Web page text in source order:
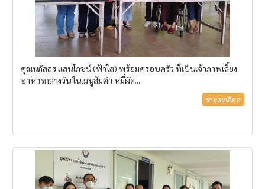
คุณนภัสสร​ แสนโภชน์​ (ฟ้าใส)​ พร้อมครอบครัว ที่เป็นเจ้าภาพเลี้ยง
อาหารกลางวัน ในเมนูส้มตำ หมี่ผัด...
รายละเอียด